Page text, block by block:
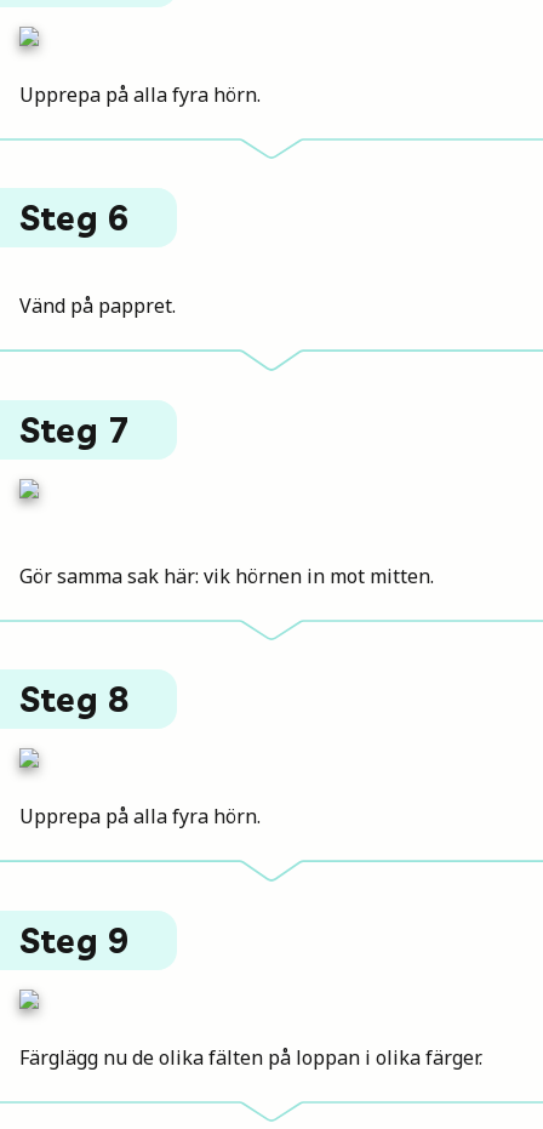
Upprepa på alla fyra hörn.
Steg 6
Vänd på pappret.
Steg 7
Gör samma sak här: vik hörnen in mot mitten.
Steg 8
Upprepa på alla fyra hörn.
Steg 9
Färglägg nu de olika fälten på loppan i olika färger.